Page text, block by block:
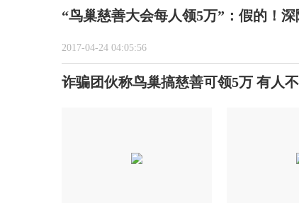
“鸟巢慈善大会每人领5万”：假的！
2017-04-24 04:05:56
诈骗团伙称鸟巢搞慈善可领5万 有人